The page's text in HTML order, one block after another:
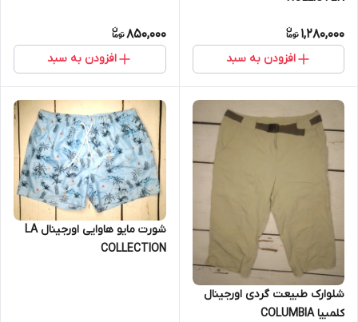
1,280,000
افزودن به سبد
850,000
افزودن به سبد
شلوارک طبیعت گردی اورجینال
کلمبیا COLUMBIA
شورت مایو هاوایی اورجینال LA
COLLECTION